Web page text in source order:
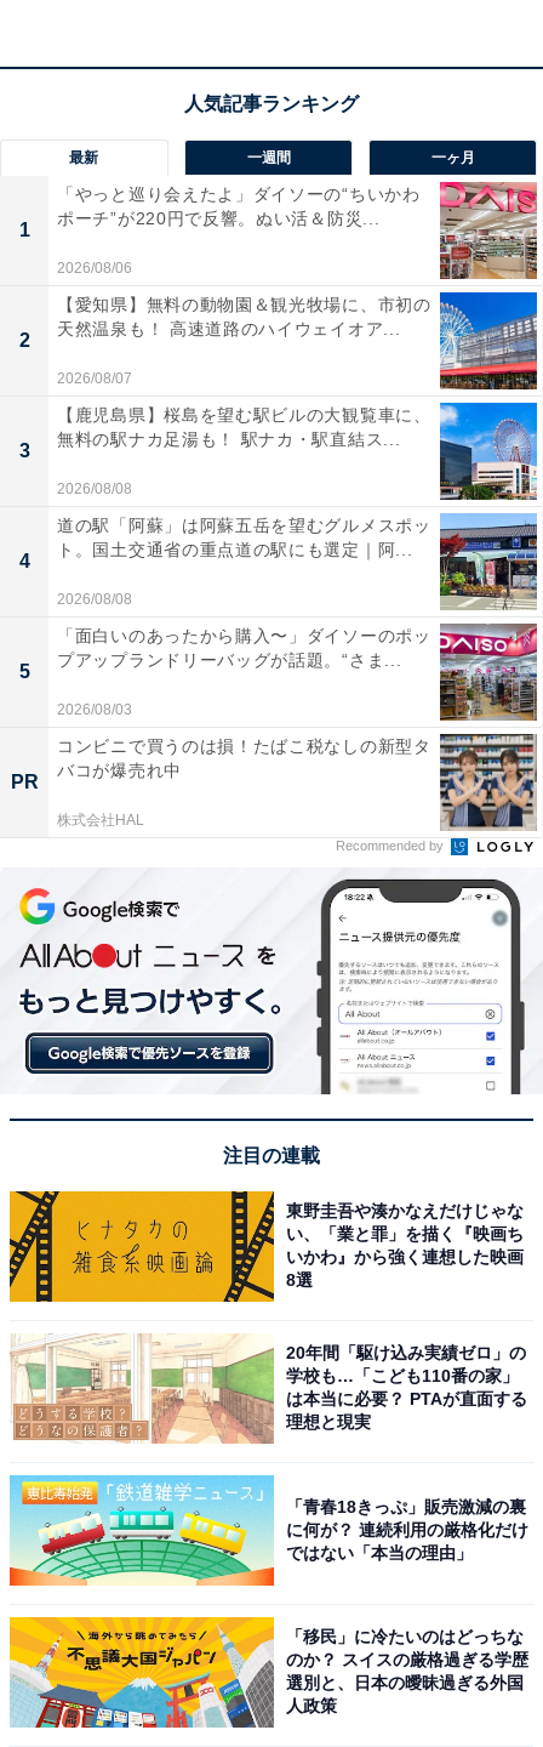
最新 一週間 一ヶ月
1
「やっと巡り会えたよ」ダイソーの“ちいかわ
ポーチ”が220円で反響。ぬい活＆防災...
2026/08/06
2
【愛知県】無料の動物園＆観光牧場に、市初の
天然温泉も！ 高速道路のハイウェイオア...
2026/08/07
3
【鹿児島県】桜島を望む駅ビルの大観覧車に、
無料の駅ナカ足湯も！ 駅ナカ・駅直結ス...
2026/08/08
4
道の駅「阿蘇」は阿蘇五岳を望むグルメスポッ
ト。国土交通省の重点道の駅にも選定｜阿...
2026/08/08
5
「面白いのあったから購入〜」ダイソーのポッ
プアップランドリーバッグが話題。“さま...
2026/08/03
PR
コンビニで買うのは損！たばこ税なしの新型タ
バコが爆売れ中
株式会社HAL
Recommended by
注目の連載
東野圭吾や湊かなえだけじゃな
い、「業と罪」を描く『映画ち
いかわ』から強く連想した映画
8選
20年間「駆け込み実績ゼロ」の
学校も…「こども110番の家」
は本当に必要？ PTAが直面する
理想と現実
「青春18きっぷ」販売激減の裏
に何が？ 連続利用の厳格化だけ
ではない「本当の理由」
「移民」に冷たいのはどっちな
のか？ スイスの厳格過ぎる学歴
選別と、日本の曖昧過ぎる外国
人政策